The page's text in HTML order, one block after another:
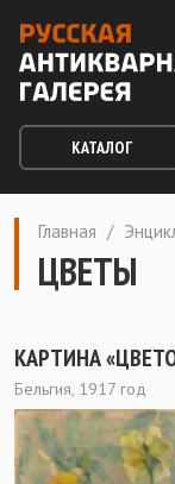
КАТАЛОГ
Главная /
ЦВЕТЫ
КАРТИНА
Бельгия, 1917 год